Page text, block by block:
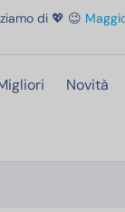
di 💖 😉
Novità